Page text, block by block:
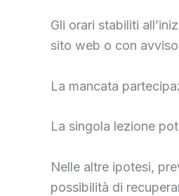
Gli orari stabiliti
sito web o con
La mancata
La singola lezione
Nelle altre ipotesi,
possibilità di